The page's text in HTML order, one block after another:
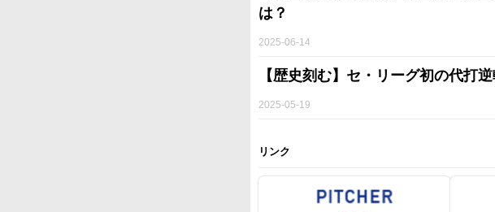
は？
2025-06-14
【歴史刻む】セ・リーグ初の代打
2025-05-19
リンク